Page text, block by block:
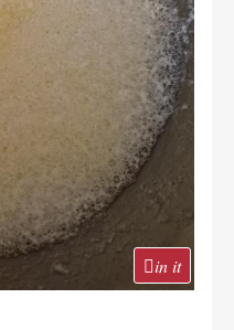
in it